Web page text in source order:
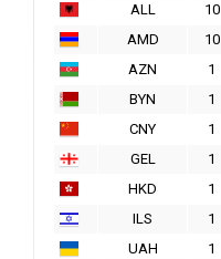
ALL
10
AMD
10
AZN
1
BYN
1
CNY
1
GEL
1
HKD
1
ILS
1
UAH
1